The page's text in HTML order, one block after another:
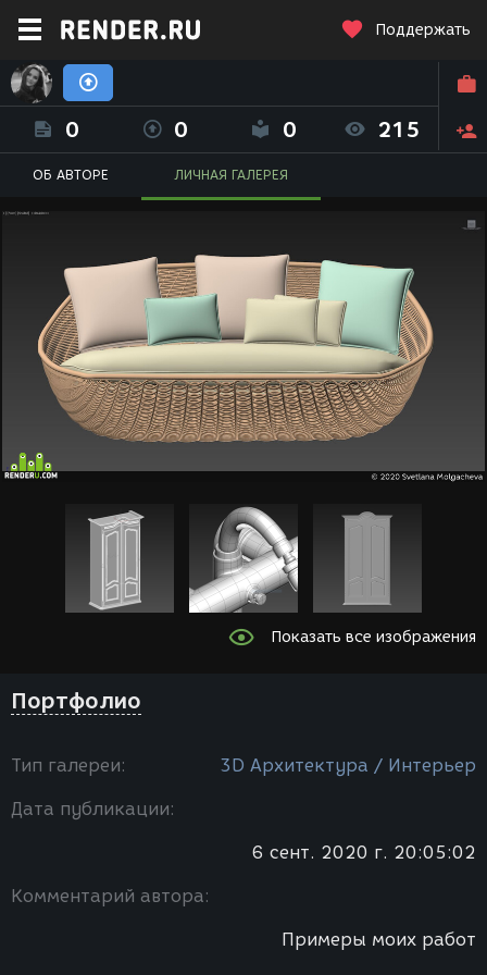
Поддержать
Светлана Молгачева (sveta.mksmva)
0 0 0 215
ОБ АВТОРЕ ЛИЧНАЯ ГАЛЕРЕЯ
Показать все изображения
Портфолио
Тип галереи: 3D Архитектура / Интерьер
Дата публикации:
6 сент. 2020 г. 20:05:02
Комментарий автора:
Примеры моих работ